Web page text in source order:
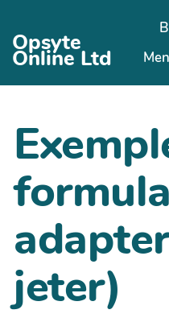
Aller au contenu principal
Opsyte
Online Ltd
jeter)